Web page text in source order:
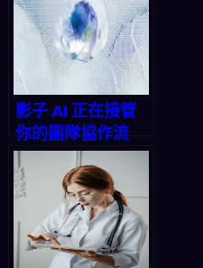
影子 AI 正在接管
你的團隊協作流
程：企業治理真空
的真相